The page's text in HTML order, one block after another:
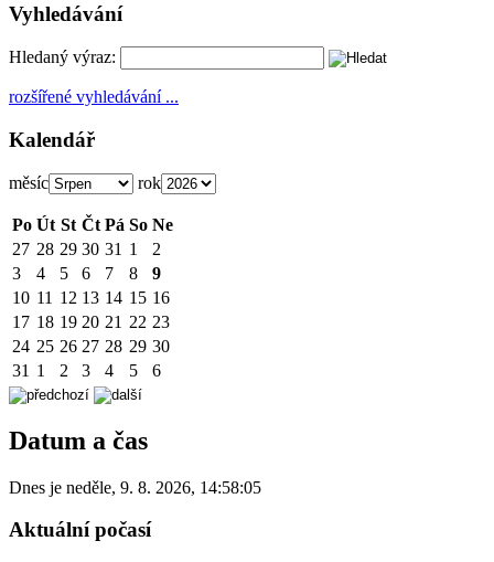
Vyhledávání
Hledaný výraz:
rozšířené vyhledávání ...
Kalendář
měsíc rok
Po Út St Čt Pá So Ne
27 28 29 30 31 1
2
3
4 5 6 7 8
9
10 11 12 13 14 15 16
17 18 19 20 21 22 23
24 25 26 27 28 29 30
31 1 2 3 4 5 6
Datum a čas
Dnes je neděle, 9. 8. 2026, 14:58:05
Aktuální počasí